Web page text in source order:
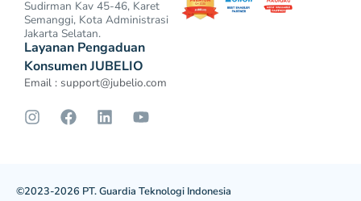
Sudirman Kav 45-46, Karet
Semanggi, Kota Administrasi
Jakarta Selatan.
Layanan Pengaduan
Konsumen JUBELIO
Email : support@jubelio.com
©2023-2026 PT. Guardia Teknologi Indonesia